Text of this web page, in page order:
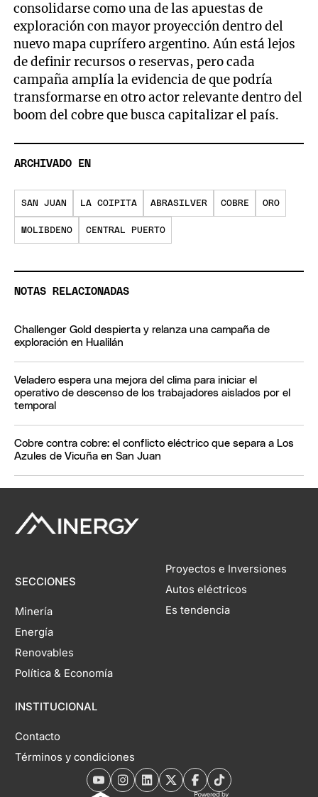
consolidarse como una de las apuestas de
exploración con mayor proyección dentro del
nuevo mapa cuprífero argentino. Aún está lejos
de definir recursos o reservas, pero cada
campaña amplía la evidencia de que podría
transformarse en otro actor relevante dentro del
boom del cobre que busca capitalizar el país.
ARCHIVADO EN
SAN JUAN LA COIPITA ABRASILVER COBRE ORO
MOLIBDENO CENTRAL PUERTO
NOTAS RELACIONADAS
Challenger Gold despierta y relanza una campaña de
exploración en Hualilán
Veladero espera una mejora del clima para iniciar el
operativo de descenso de los trabajadores aislados por el
temporal
Cobre contra cobre: el conflicto eléctrico que separa a Los
Azules de Vicuña en San Juan
SECCIONES
Minería
Energía
Renovables
Política & Economía
INSTITUCIONAL
Contacto
Términos y condiciones
Proyectos e Inversiones
Autos eléctricos
Es tendencia